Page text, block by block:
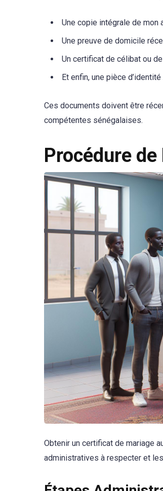
Une copie intégrale de mon
Une preuve de domicile
Un certificat de célibat ou
Et enfin, une pièce
Ces documents doivent être
compétentes sénégalaises.
Procédure
Obtenir un certificat de mariage
administratives à respecter et